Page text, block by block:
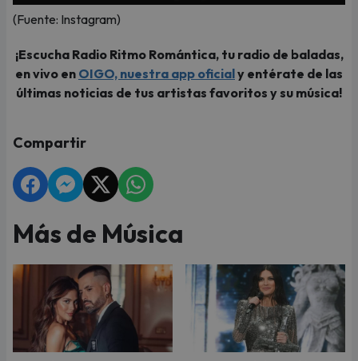
(Fuente: Instagram)
¡Escucha Radio Ritmo Romántica, tu radio de baladas,
en vivo en OIGO, nuestra app oficialy entérate de las
últimas noticias de tus artistas favoritos y su música!
Compartir
Más de Música